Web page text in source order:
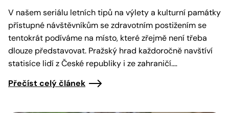
V našem seriálu letních tipů na výlety a kulturní památky
přístupné návštěvníkům se zdravotním postižením se
tentokrát podíváme na místo, které zřejmě není třeba
dlouze představovat. Pražský hrad každoročně navštíví
statisíce lidí z České republiky i ze zahraničí.…
Přečíst celý článek